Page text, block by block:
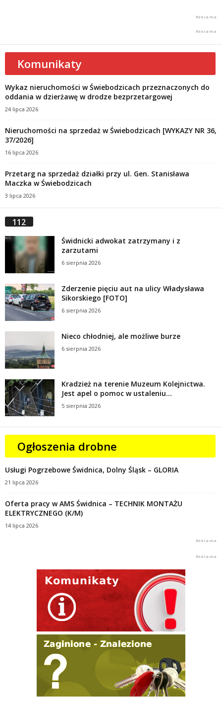
Komunikaty
Wykaz nieruchomości w Świebodzicach przeznaczonych do
oddania w dzierżawę w drodze bezprzetargowej
24 lipca 2026
Nieruchomości na sprzedaż w Świebodzicach [WYKAZY NR 36,
37/2026]
16 lipca 2026
Przetarg na sprzedaż działki przy ul. Gen. Stanisława
Maczka w Świebodzicach
3 lipca 2026
112
Świdnicki adwokat zatrzymany i z
zarzutami
6 sierpnia 2026
Zderzenie pięciu aut na ulicy Władysława
Sikorskiego [FOTO]
6 sierpnia 2026
Nieco chłodniej, ale możliwe burze
6 sierpnia 2026
Kradzież na terenie Muzeum Kolejnictwa.
Jest apel o pomoc w ustaleniu...
5 sierpnia 2026
Ogłoszenia drobne
Usługi Pogrzebowe Świdnica, Dolny Śląsk – GLORIA
21 lipca 2026
Oferta pracy w AMS Świdnica – TECHNIK MONTAŻU
ELEKTRYCZNEGO (K/M)
14 lipca 2026